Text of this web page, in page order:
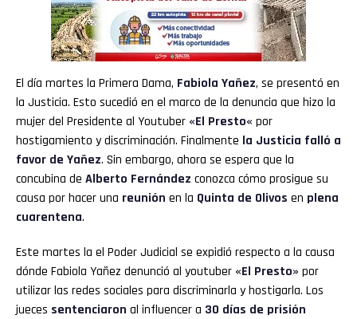
El día martes la Primera Dama, Fabiola Yañez, se presentó en
la Justicia. Esto sucedió en el marco de la denuncia que hizo la
mujer del Presidente al Youtuber «El Presto« por
hostigamiento y discriminación. Finalmente la Justicia falló a
favor de Yañez. Sin embargo, ahora se espera que la
concubina de Alberto Fernández conozca cómo prosigue su
causa por hacer una reunión en la Quinta de Olivos en plena
cuarentena.
Este martes la el Poder Judicial se expidió respecto a la causa
dónde Fabiola Yañez denunció al youtuber «El Presto» por
utilizar las redes sociales para discriminarla y hostigarla. Los
jueces sentenciaron al influencer a 30 días de prisión